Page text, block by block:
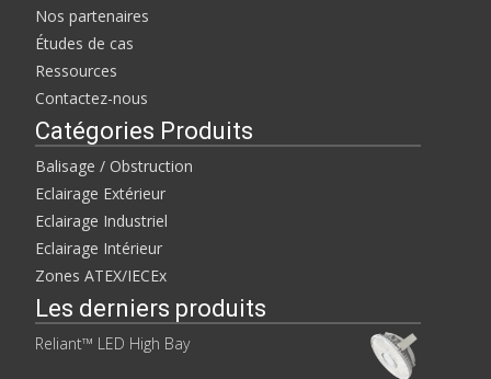
Nos partenaires
Études de cas
Ressources
Contactez-nous
Catégories Produits
Balisage / Obstruction
Eclairage Extérieur
Eclairage Industriel
Eclairage Intérieur
Zones ATEX/IECEx
Les derniers produits
Reliant™ LED High Bay